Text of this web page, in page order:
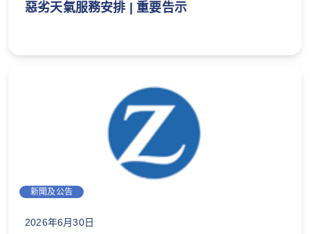
惡劣天氣服務安排 | 重要告示
新聞及公告
2026年6月30日